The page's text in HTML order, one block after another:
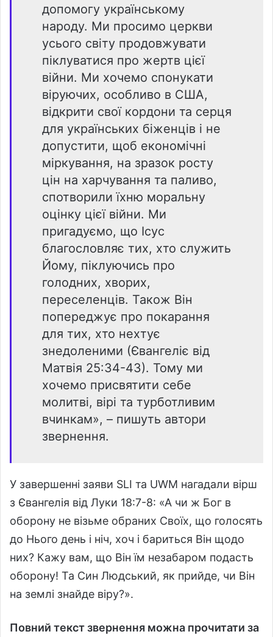
допомогу українському
народу. Ми просимо церкви
усього світу продовжувати
піклуватися про жертв цієї
війни. Ми хочемо спонукати
віруючих, особливо в США,
відкрити свої кордони та серця
для українських біженців і не
допустити, щоб економічні
міркування, на зразок росту
цін на харчування та паливо,
спотворили їхню моральну
оцінку цієї війни. Ми
пригадуємо, що Ісус
благословляє тих, хто служить
Йому, піклуючись про
голодних, хворих,
переселенців. Також Він
попереджує про покарання
для тих, хто нехтує
знедоленими (Євангеліє від
Матвія 25:34-43). Тому ми
хочемо присвятити себе
молитві, вірі та турботливим
вчинкам», – пишуть автори
звернення.
У завершенні заяви SLI та UWM нагадали вірш
з Євангелія від Луки 18:7-8: «А чи ж Бог в
оборону не візьме обраних Своїх, що голосять
до Нього день і ніч, хоч і бариться Він щодо
них? Кажу вам, що Він їм незабаром подасть
оборону! Та Син Людський, як прийде, чи Він
на землі знайде віру?».
Повний текст звернення можна прочитати за